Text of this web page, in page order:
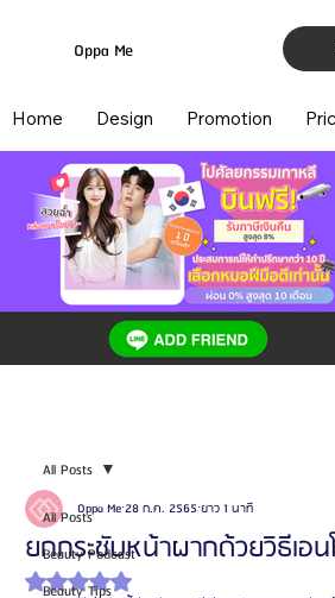
Oppa Me
Home Design Promotion
All Posts
Beauty Podcast
Beauty Tips
All Posts
ยกกระชับหน้าผากด้วยวิธีเอน
Oppa Me28 ก.ค. 2565 ยาว 1 นาที
ได้รับ NaN เต็ม 5 ดาว